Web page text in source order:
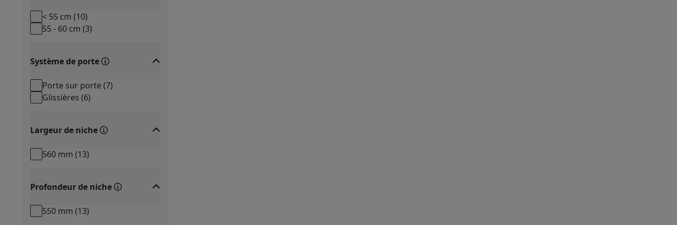
< 55 cm (10)
55 - 60 cm (3)
Système de porte
Porte sur porte (7)
Glissières (6)
Largeur de niche
560 mm (13)
Profondeur de niche
550 mm (13)